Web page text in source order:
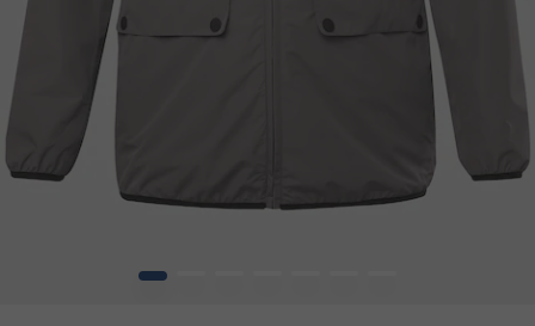
1